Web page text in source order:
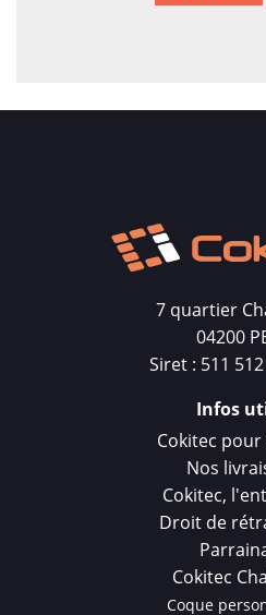
7 quartier
04200
Siret : 511
Infos
Cokitec
Nos
Cokitec,
Droit de
Cokitec
Coque